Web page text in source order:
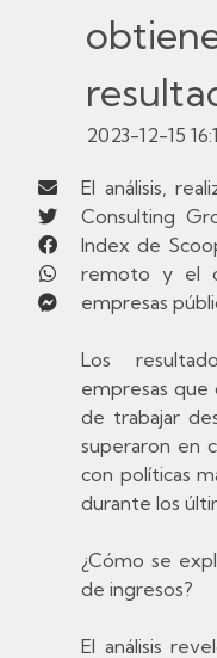
2023-12-15
El análisis,
Consulting
Index de
remoto y el
empresas
Los
empresas que
de trabajar
superaron en
con políticas
durante los
¿Cómo se
de ingresos?
El análisis